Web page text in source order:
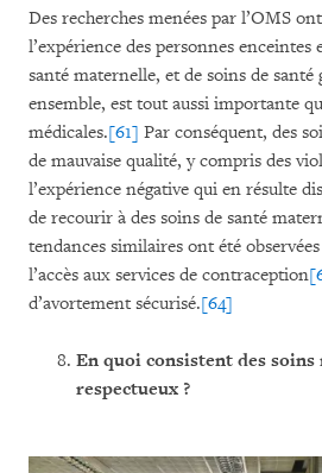
Des recherches menées par l’OMS
l’expérience des personnes enceintes
santé maternelle, et de soins de santé
ensemble, est tout aussi importante
médicales.[61] Par conséquent, des
de mauvaise qualité, y compris des
l’expérience négative qui en résulte
de recourir à des soins de santé
tendances similaires ont été
l’accès aux services de contraception
d’avortement sécurisé.[64]
En quoi consistent des
respectueux ?